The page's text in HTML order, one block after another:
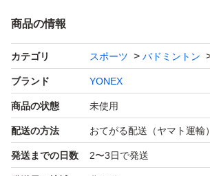
商品の情報
カテゴリ スポーツ バドミントン
ブランド YONEX
商品の状態 未使用
配送の方法 おてがる配送（ヤマト運輸）
発送までの日数 2〜3日で発送